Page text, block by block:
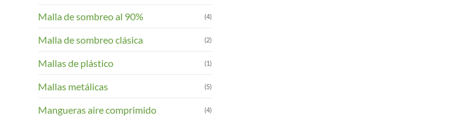
Malla de sombreo al 90% (4)
Malla de sombreo clásica (2)
Mallas de plástico (1)
Mallas metálicas (5)
Mangueras aire comprimido (4)